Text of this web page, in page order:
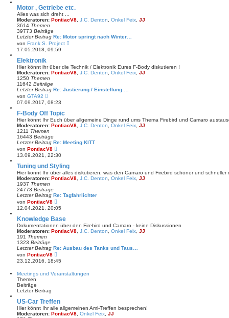
i
t
r
a
Motor , Getriebe etc.
Alles was sich dreht ...
Moderatoren: PontiacV8 J.C. Denton Onkel Feix JJ
3614 Themen
39773 Beiträge
Letzter Beitrag Re: Motor springt nach Winter…
von Frank S. Project
s
t
e
e
g
17.05.2018, 09:59
Elektronik
Hier könnt ihr über die Technik / Elektronik Eures F-Body diskutieren !
Moderatoren: PontiacV8 J.C. Denton Onkel Feix JJ
1250 Themen
11642 Beiträge
Letzter Beitrag Re: Justierung / Einstellung …
von GTA92
e
u
e
t
e
r
B
e
i
t
a
g
07.09.2017, 08:23
F-Body Off Topic
Hier könnt Ihr Euch über allgemeine Dinge rund ums Thema Firebird und Camaro
Moderatoren: PontiacV8 J.C. Denton Onkel Feix JJ
1211 Themen
16443 Beiträge
Letzter Beitrag Re: Meeting KITT
von PontiacV8
e
u
e
s
t
e
e
t
a
g
13.09.2021, 22:30
Tuning und Styling
Hier könnt Ihr über alles diskutieren, was den Camaro und Firebird schöner und schneller
Moderatoren: PontiacV8 J.C. Denton Onkel Feix JJ
1937 Themen
24773 Beiträge
Letzter Beitrag Re: Tagfahrlichter
von PontiacV8
e
u
e
s
t
e
e
t
a
12.04.2021, 20:05
Knowledge Base
Dokumentationen über den Firebird und Camaro - keine Diskussionen
Moderatoren: PontiacV8 J.C. Denton Onkel Feix JJ
191 Themen
1323 Beiträge
Letzter Beitrag Re: Ausbau des Tanks und Taus…
von PontiacV8
e
u
s
e
i
t
23.12.2016, 18:45
Meetings und Veranstaltungen
Themen
Beiträge
Letzter Beitrag
US-Car Treffen
Hier könnt Ihr alle allgemeinen Ami-Treffen besprechen!
Moderatoren: PontiacV8 Onkel Feix JJ